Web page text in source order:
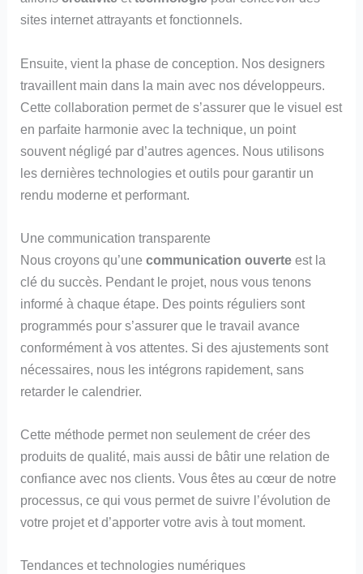
sites internet attrayants et fonctionnels.
Ensuite, vient la phase de conception. Nos designers
travaillent main dans la main avec nos développeurs.
Cette collaboration permet de s’assurer que le visuel est
en parfaite harmonie avec la technique, un point
souvent négligé par d’autres agences. Nous utilisons
les dernières technologies et outils pour garantir un
rendu moderne et performant.
Une communication transparente
Nous croyons qu’unecommunication ouverte est la
clé du succès. Pendant le projet, nous vous tenons
informé à chaque étape. Des points réguliers sont
programmés pour s’assurer que le travail avance
conformément à vos attentes. Si des ajustements sont
nécessaires, nous les intégrons rapidement, sans
retarder le calendrier.
Cette méthode permet non seulement de créer des
produits de qualité, mais aussi de bâtir une relation de
confiance avec nos clients. Vous êtes au cœur de notre
processus, ce qui vous permet de suivre l’évolution de
votre projet et d’apporter votre avis à tout moment.
Tendances et technologies numériques